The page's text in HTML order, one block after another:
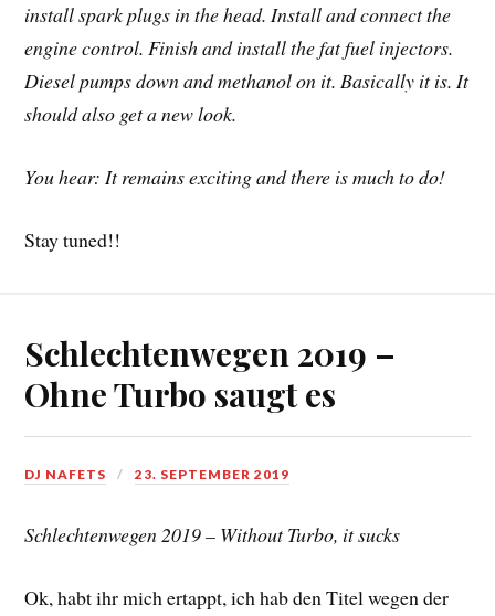
install spark plugs in the head. Install and connect the
engine control. Finish and install the fat fuel injectors.
Diesel pumps down and methanol on it. Basically it is. It
should also get a new look.
You hear: It remains exciting and there is much to do!
Stay tuned!!
Schlechtenwegen 2019 –
Ohne Turbo saugt es
DJ NAFETS 23. SEPTEMBER 2019
Schlechtenwegen 2019 – Without Turbo, it sucks
Ok, habt ihr mich ertappt, ich hab den Titel wegen der